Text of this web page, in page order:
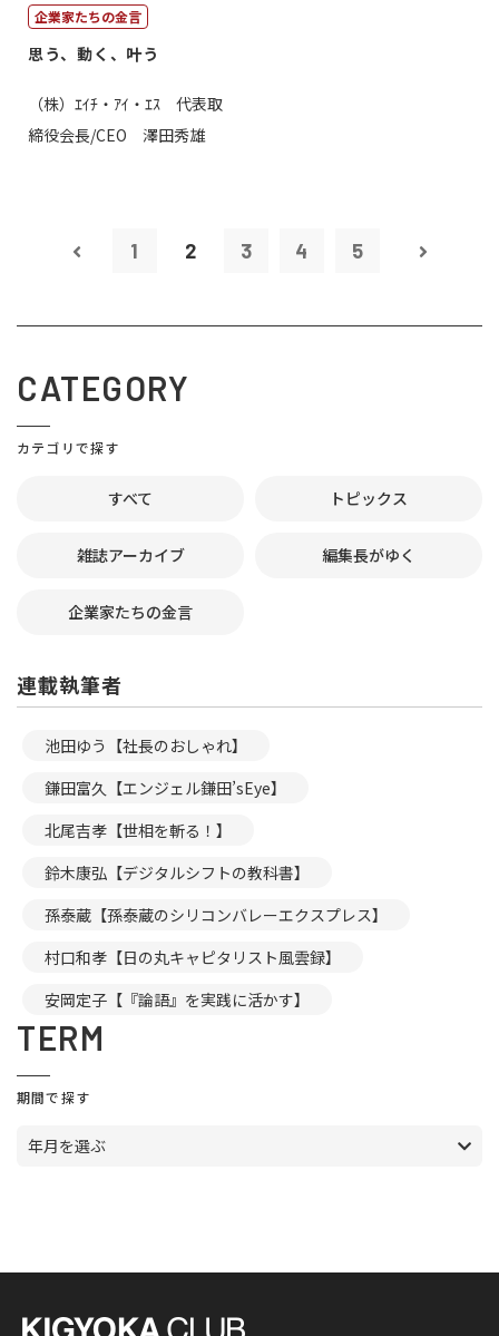
企業家たちの金言
思う、動く、叶う
（株）ｴｲﾁ・ｱｲ・ｴｽ 代表取
締役会長/CEO 澤田秀雄
1 2 3 4 5
CATEGORY
カテゴリで探す
すべて トピックス
雑誌アーカイブ 編集長がゆく
企業家たちの金言
連載執筆者
池田ゆう【社長のおしゃれ】
鎌田富久【エンジェル鎌田’sEye】
北尾吉孝【世相を斬る！】
鈴木康弘【デジタルシフトの教科書】
孫泰蔵【孫泰蔵のシリコンバレーエクスプレス】
村口和孝【日の丸キャピタリスト風雲録】
安岡定子【『論語』を実践に活かす】
TERM
期間で探す
年月を選ぶ